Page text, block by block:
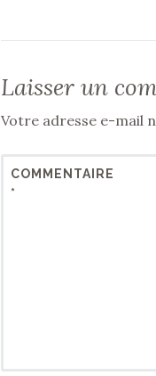
Laisser un
Votre adresse e-mail
COMMENTAIRE
*